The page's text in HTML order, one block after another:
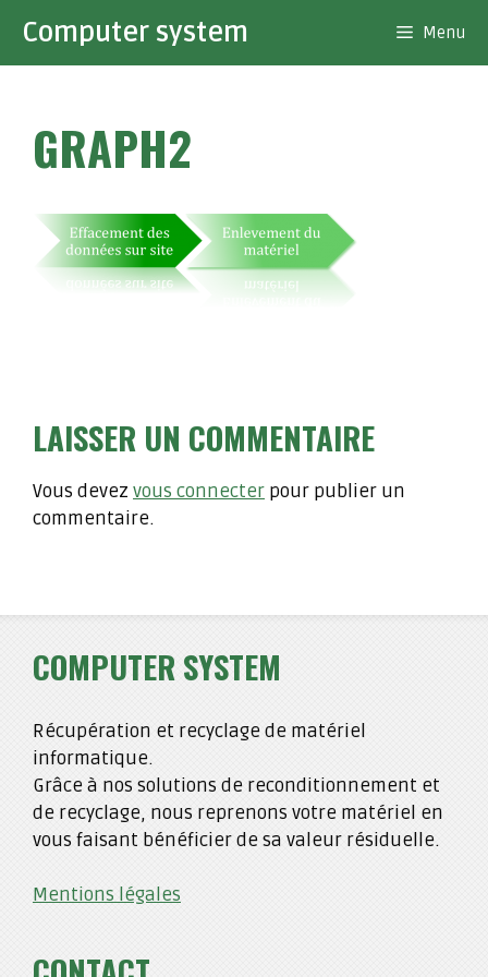
contenu
Computer system Menu
GRAPH2
LAISSER UN COMMENTAIRE
Vous devez vous connecter pour publier un
commentaire.
COMPUTER SYSTEM
Récupération et recyclage de matériel
informatique.
Grâce à nos solutions de reconditionnement et
de recyclage, nous reprenons votre matériel en
vous faisant bénéficier de sa valeur résiduelle.
Mentions légales